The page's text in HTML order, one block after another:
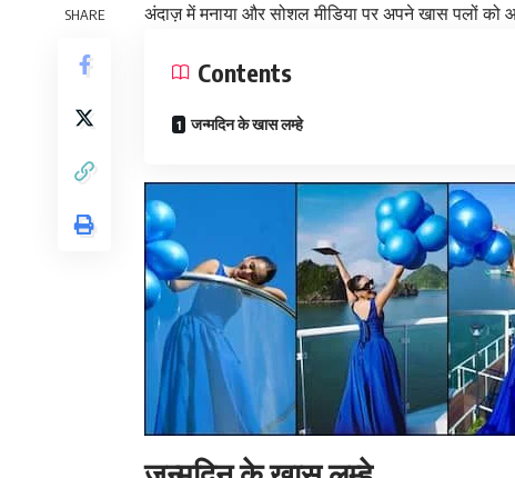
SHARE
अंदाज़ में मनाया और सोशल मीडिया पर अपने खास पलों को
Contents
जन्मदिन के खास लम्हे